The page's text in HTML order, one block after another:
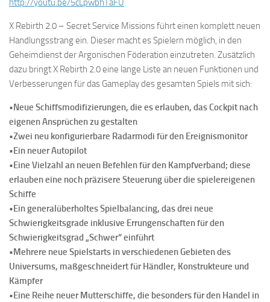
http://youtu.be/5cLpwbhTaFU
X Rebirth 2.0 – Secret Service Missions führt einen komplett neuen
Handlungsstrang ein. Dieser macht es Spielern möglich, in den
Geheimdienst der Argonischen Föderation einzutreten. Zusätzlich
dazu bringt X Rebirth 2.0 eine lange Liste an neuen Funktionen und
Verbesserungen für das Gameplay des gesamten Spiels mit sich:
•Neue Schiffsmodifizierungen, die es erlauben, das Cockpit nach
eigenen Ansprüchen zu gestalten
•Zwei neu konfigurierbare Radarmodi für den Ereignismonitor
•Ein neuer Autopilot
•Eine Vielzahl an neuen Befehlen für den Kampfverband; diese
erlauben eine noch präzisere Steuerung über die spielereigenen
Schiffe
•Ein generalüberholtes Spielbalancing, das drei neue
Schwierigkeitsgrade inklusive Errungenschaften für den
Schwierigkeitsgrad „Schwer“ einführt
•Mehrere neue Spielstarts in verschiedenen Gebieten des
Universums, maßgeschneidert für Händler, Konstrukteure und
Kämpfer
•Eine Reihe neuer Mutterschiffe, die besonders für den Handel in